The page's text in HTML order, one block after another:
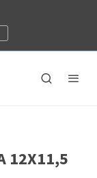
12X11,5